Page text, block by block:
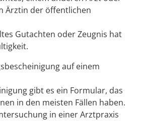
Ärztin der öffentlichen
Gutachten oder Zeugnis hat
auf einem
gibt es ein Formular, das
in den meisten Fällen haben.
in einer Arztpraxis